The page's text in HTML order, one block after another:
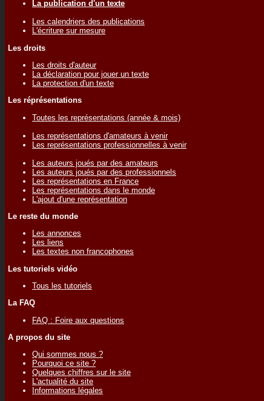
La publication d'un texte
Les calendriers des publications
L'écriture sur mesure
Les droits
Les droits d'auteur
La déclaration pour jouer un texte
La protection d'un texte
Les réprésentations
Toutes les représentations (année & mois)
Les représentations d'amateurs à venir
Les représentations professionnelles à venir
Les auteurs joués par des amateurs
Les auteurs joués par des professionnels
Les représentations en France
Les représentations dans le monde
L'ajout d'une représentation
Le reste du monde
Les annonces
Les liens
Les textes non francophones
Les tutoriels vidéo
Tous les tutoriels
La FAQ
FAQ : Foire aux questions
A propos du site
Qui sommes nous ?
Pourquoi ce site ?
Quelques chiffres sur le site
L'actualité du site
Informations légales